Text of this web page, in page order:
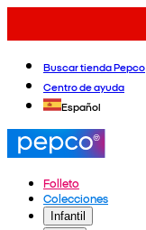
Buscar tienda Pepco
Centro de ayuda
Español
Folleto
Colecciones
Infantil